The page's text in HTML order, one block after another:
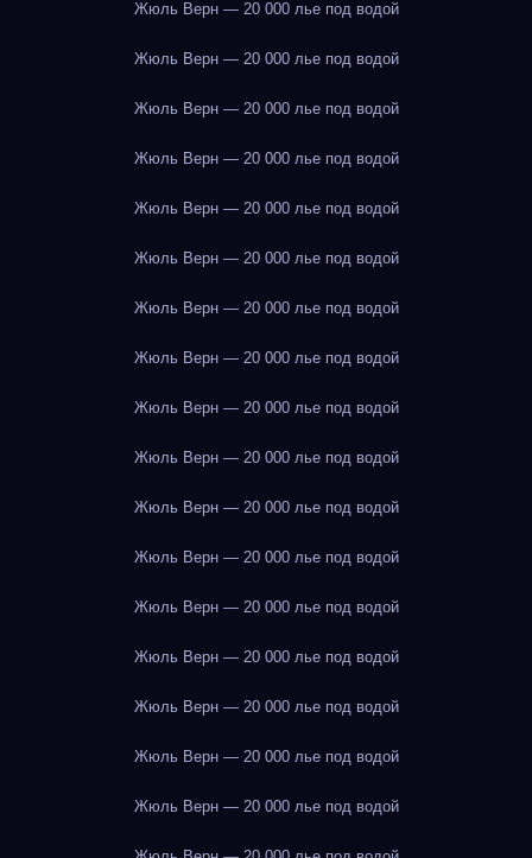
Жюль Верн — 20 000 лье под водой
Жюль Верн — 20 000 лье под водой
Жюль Верн — 20 000 лье под водой
Жюль Верн — 20 000 лье под водой
Жюль Верн — 20 000 лье под водой
Жюль Верн — 20 000 лье под водой
Жюль Верн — 20 000 лье под водой
Жюль Верн — 20 000 лье под водой
Жюль Верн — 20 000 лье под водой
Жюль Верн — 20 000 лье под водой
Жюль Верн — 20 000 лье под водой
Жюль Верн — 20 000 лье под водой
Жюль Верн — 20 000 лье под водой
Жюль Верн — 20 000 лье под водой
Жюль Верн — 20 000 лье под водой
Жюль Верн — 20 000 лье под водой
Жюль Верн — 20 000 лье под водой